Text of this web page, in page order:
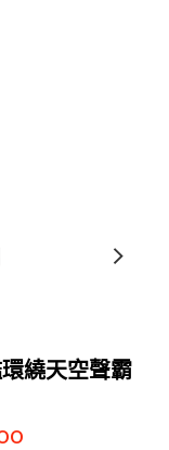
繞天空聲霸